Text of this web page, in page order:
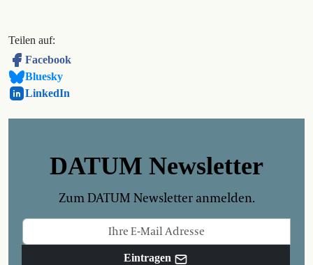
Teilen auf:
Facebook
Bluesky
LinkedIn
DATUM Newsletter
Zum DATUM Newsletter anmelden.
Eintragen